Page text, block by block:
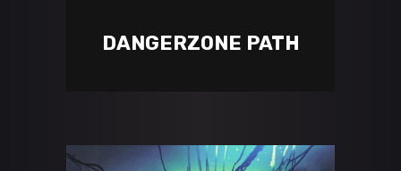
DANGERZONE PATH